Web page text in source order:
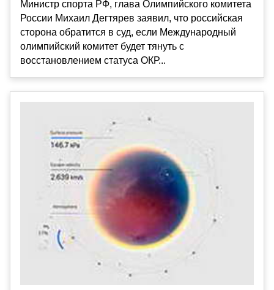
Министр спорта РФ, глава Олимпийского комитета
России Михаил Дегтярев заявил, что российская
сторона обратится в суд, если Международный
олимпийский комитет будет тянуть с
восстановлением статуса ОКР...